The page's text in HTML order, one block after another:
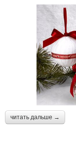
читать дальше →